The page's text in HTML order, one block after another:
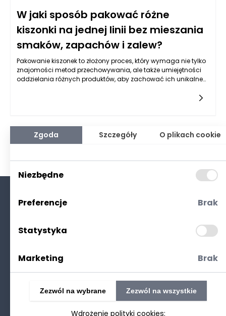
W jaki sposób pakować różne
kiszonki na jednej linii bez mieszania
smaków, zapachów i zalew?
Pakowanie kiszonek to złożony proces, który wymaga nie tylko
znajomości metod przechowywania, ale także umiejętności
oddzielania różnych produktów, aby zachować ich unikalne
opakowań było dobrze dostosowane do specyfiki kiszonek –
niektóre, takie jak ogórki, potrzebują innego typu obsługi niż
kapusta. Warto zainwestować w maszyny pakujące, które
może poprawić jakość końcowego produktu i jego trwałość.
Polityka prywatności
Zgoda Szczegóły O plikach cookie
Niezbędne
Preferencje Brak
Statystyka
Marketing Brak
Wdrożenie polityki cookies:
Zezwól na wybrane Zezwól na wszystkie